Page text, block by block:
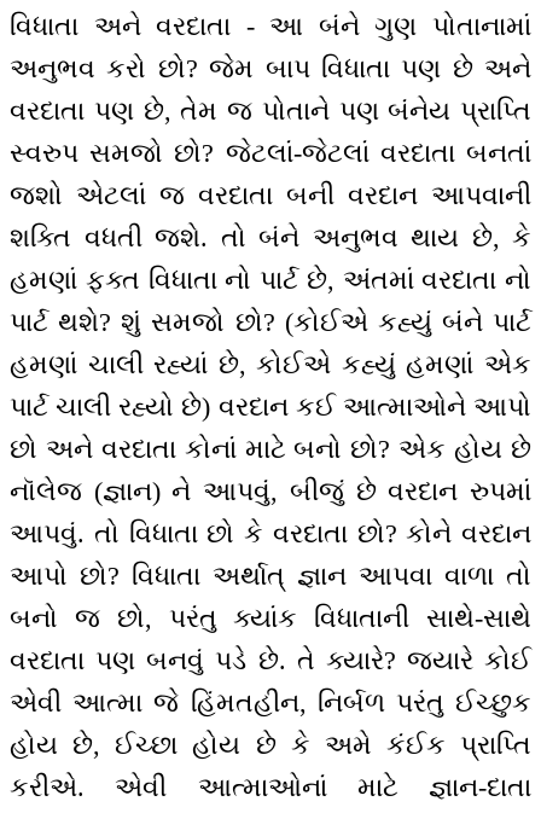
વિધાતા અને વરદાતા - આ બંને ગુણ પોતાનામાં
અનુભવ કરો છો? જેમ બાપ વિધાતા પણ છે અને
વરદાતા પણ છે, તેમ જ પોતાને પણ બંનેય પ્રાપ્તિ
સ્વરુપ સમજો છો? જેટલાં-જેટલાં વરદાતા બનતાં
જશો એટલાં જ વરદાતા બની વરદાન આપવાની
શક્તિ વધતી જશે. તો બંને અનુભવ થાય છે, કે
હમણાં ફક્ત વિધાતા નો પાર્ટ છે, અંતમાં વરદાતા નો
પાર્ટ થશે? શું સમજો છો? (કોઈએ કહ્યું બંને પાર્ટ
હમણાં ચાલી રહ્યાં છે, કોઈએ કહ્યું હમણાં એક
પાર્ટ ચાલી રહ્યો છે) વરદાન કઈ આત્માઓને આપો
છો અને વરદાતા કોનાં માટે બનો છો? એક હોય છે
નૉલેજ (જ્ઞાન) ને આપવું, બીજું છે વરદાન રુપમાં
આપવું. તો વિધાતા છો કે વરદાતા છો? કોને વરદાન
આપો છો? વિધાતા અર્થાત્ જ્ઞાન આપવા વાળા તો
બનો જ છો, પરંતુ ક્યાંક વિધાતાની સાથે-સાથે
વરદાતા પણ બનવું પડે છે. તે ક્યારે? જ્યારે કોઈ
એવી આત્મા જે હિંમતહીન, નિર્બળ પરંતુ ઈચ્છુક
હોય છે, ઈચ્છા હોય છે કે અમે કંઈક પ્રાપ્તિ
કરીએ. એવી આત્માઓનાં માટે જ્ઞાન-દાતા